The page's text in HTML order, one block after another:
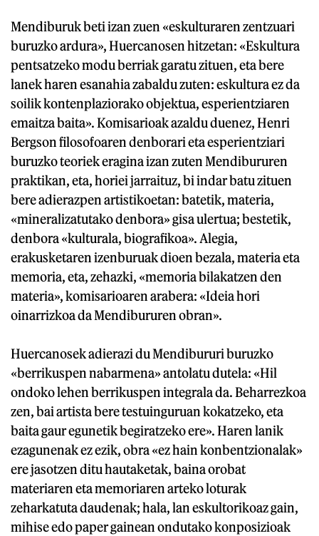
Mendiburuk beti izan zuen «eskulturaren zentzuari
buruzko ardura», Huercanosen hitzetan: «Eskultura
pentsatzeko modu berriak garatu zituen, eta bere
lanek haren esanahia zabaldu zuten: eskultura ez da
soilik kontenplaziorako objektua, esperientziaren
emaitza baita». Komisarioak azaldu duenez, Henri
Bergson filosofoaren denborari eta esperientziari
buruzko teoriek eragina izan zuten Mendibururen
praktikan, eta, horiei jarraituz, bi indar batu zituen
bere adierazpen artistikoetan: batetik, materia,
«mineralizatutako denbora» gisa ulertua; bestetik,
denbora «kulturala, biografikoa». Alegia,
erakusketaren izenburuak dioen bezala, materia eta
memoria, eta, zehazki, «memoria bilakatzen den
materia», komisarioaren arabera: «Ideia hori
oinarrizkoa da Mendibururen obran».
Huercanosek adierazi du Mendibururi buruzko
«berrikuspen nabarmena» antolatu dutela: «Hil
ondoko lehen berrikuspen integrala da. Beharrezkoa
zen, bai artista bere testuinguruan kokatzeko, eta
baita gaur egunetik begiratzeko ere». Haren lanik
ezagunenak ez ezik, obra «ez hain konbentzionalak»
ere jasotzen ditu hautaketak, baina orobat
materiaren eta memoriaren arteko loturak
zeharkatuta daudenak; hala, lan eskultorikoaz gain,
mihise edo paper gainean ondutako konposizioak